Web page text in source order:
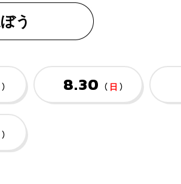
う
） 8.30 （日 ）
）